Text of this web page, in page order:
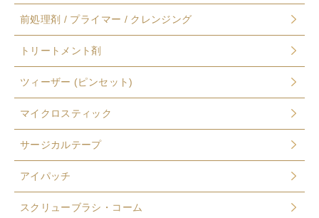
前処理剤 / プライマー / クレンジング
トリートメント剤
ツィーザー (ピンセット)
マイクロスティック
サージカルテープ
アイパッチ
スクリューブラシ・コーム